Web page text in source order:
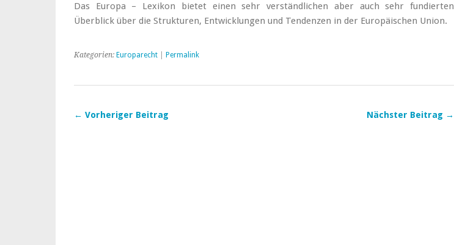
Das Europa – Lexikon bietet einen sehr verständlichen aber auch sehr fundierten
Überblick über die Strukturen, Entwicklungen und Tendenzen in der Europäischen Union.
Kategorien: Europarecht Permalink
← Vorheriger Beitrag Nächster Beitrag →